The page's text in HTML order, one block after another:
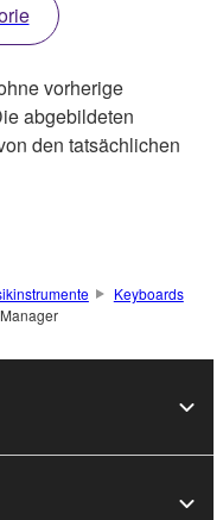
vorherige
abgebildeten
den tatsächlichen
Keyboards